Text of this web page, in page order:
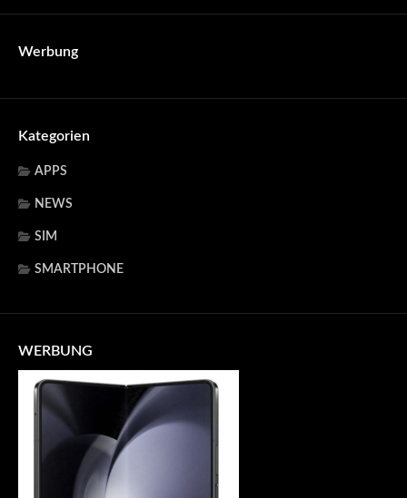
Werbung
Kategorien
APPS
NEWS
SIM
SMARTPHONE
WERBUNG